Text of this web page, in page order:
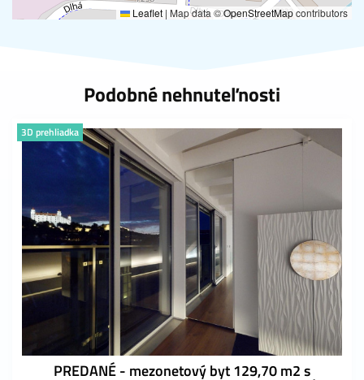
Leaflet | Map data ©OpenStreetMapcontributors
Podobné nehnuteľnosti
3D prehliadka
PREDANÉ - mezonetový byt 129,70 m2 s